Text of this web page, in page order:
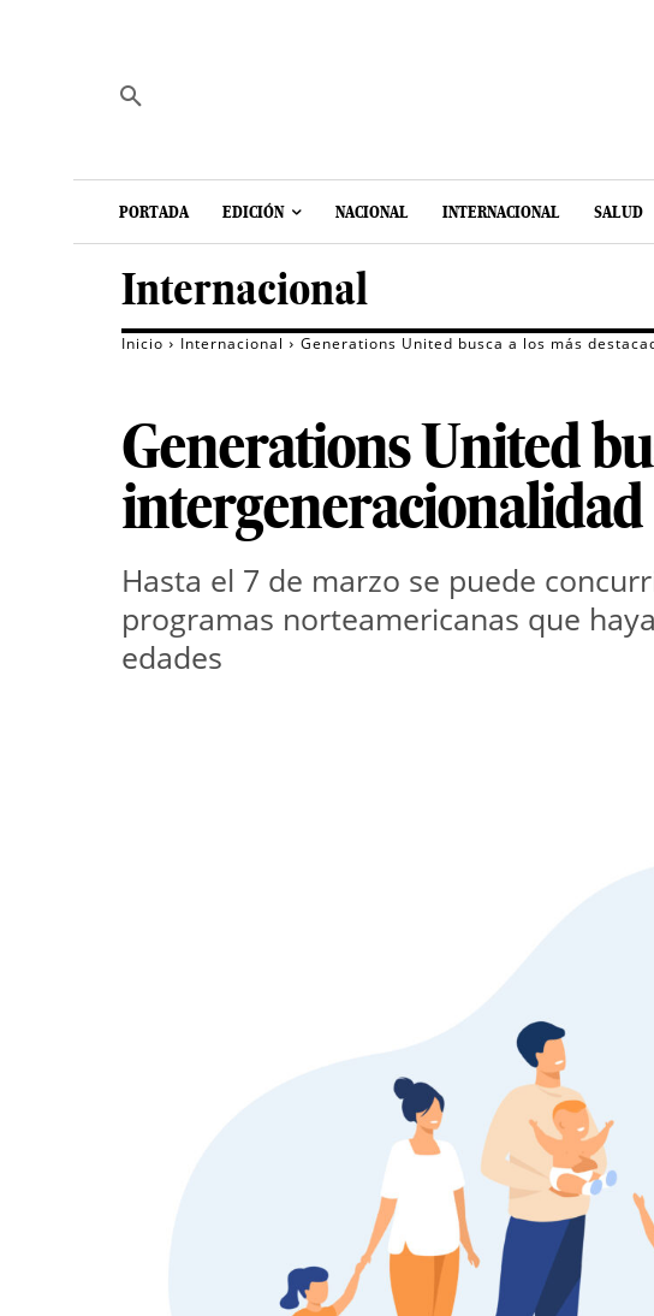
PORTADA EDICIÓN NACIONAL INTERNACIONAL SALUD
Internacional
Inicio Internacional Generations United busca a los más
Generations United
intergeneracionalidad
Hasta el 7 de marzo se puede
programas norteamericanas que
edades